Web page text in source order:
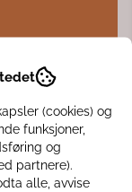
med en tørr klut. H: 9
(cookies) og
funksjoner,
og
partnere).
alle, avvise